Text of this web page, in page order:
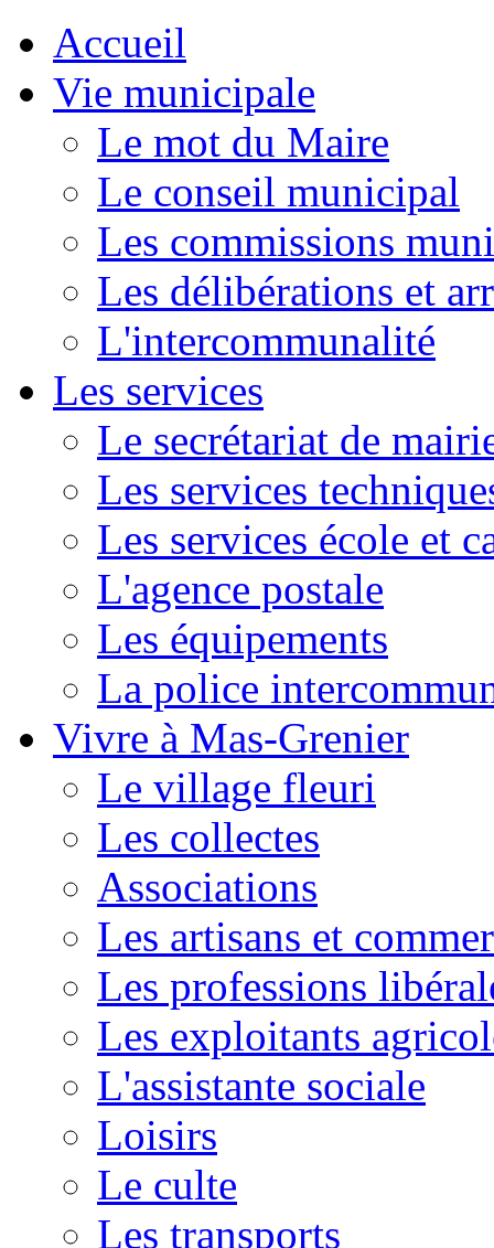
Accueil
Vie municipale
Le mot du Maire
Le conseil municipal
Les commissions
Les délibérations et
L'intercommunalité
Les services
Le secrétariat de
Les services
Les services école et
L'agence postale
Les équipements
La police
Vivre à Mas-Grenier
Le village fleuri
Les collectes
Associations
Les artisans et
Les professions
Les exploitants
L'assistante sociale
Loisirs
Le culte
Les transports